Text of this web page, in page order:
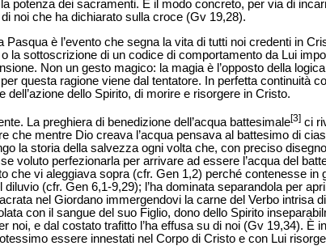
potenza dei sacramenti. È il modo concreto, per via di
noi che ha dichiarato sulla croce (Gv 19,28).
Pasqua è l’evento che segna la vita di tutti noi credenti in
la sottoscrizione di un codice di comportamento da Lui
Non un gesto magico: la magia è l’opposto della
questa ragione viene dal tentatore. In perfetta continuità
dell’azione dello Spirito, di morire e risorgere in Cristo.
La preghiera di benedizione dell’acqua battesimale[3] ci
che mentre Dio creava l’acqua pensava al battesimo di
la storia della salvezza ogni volta che, con preciso
voluto perfezionarla per arrivare ad essere l’acqua del
che vi aleggiava sopra (cfr. Gen 1,2) perché contenesse in
diluvio (cfr. Gen 6,1-9,29); l’ha dominata separandola per
nel Giordano immergendovi la carne del Verbo intrisa
con il sangue del suo Figlio, dono dello Spirito
noi, e dal costato trafitto l’ha effusa su di noi (Gv 19,34). È
essere innestati nel Corpo di Cristo e con Lui